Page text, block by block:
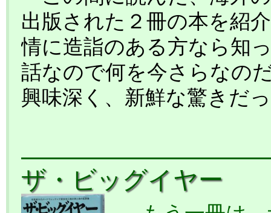
出版された２冊の本を紹
情に造詣のある方なら知
話なので何を今さらなの
興味深く、新鮮な驚きだ
ザ・ビッグイヤー